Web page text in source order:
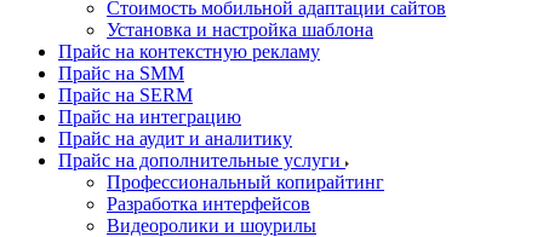
Стоимость мобильной адаптации сайтов
Установка и настройка шаблона
Прайс на контекстную рекламу
Прайс на SMM
Прайс на SERM
Прайс на интеграцию
Прайс на аудит и аналитику
Прайс на дополнительные услуги
Профессиональный копирайтинг
Разработка интерфейсов
Видеоролики и шоурилы